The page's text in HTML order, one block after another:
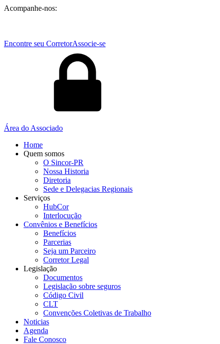
Acompanhe-nos:
Encontre seu CorretorAssocie-se
Área do Associado
Home
Quem somos
O Sincor-PR
Nossa Historia
Diretoria
Sede e Delegacias Regionais
Serviços
HubCor
Interlocução
Convênios e Benefícios
Benefícios
Parcerias
Seja um Parceiro
Corretor Legal
Legislação
Documentos
Legislação sobre seguros
Código Civil
CLT
Convenções Coletivas de Trabalho
Noticias
Agenda
Fale Conosco